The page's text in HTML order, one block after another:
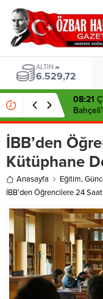
islami
chat
omegla
türk
sohbet
cinsel
sohbet
dini
chat
ALTIN
6.529,72
08:21
İBB’den
Kütüphane
Anasayfa Eğitim,
İBB’den Öğrencilere 24